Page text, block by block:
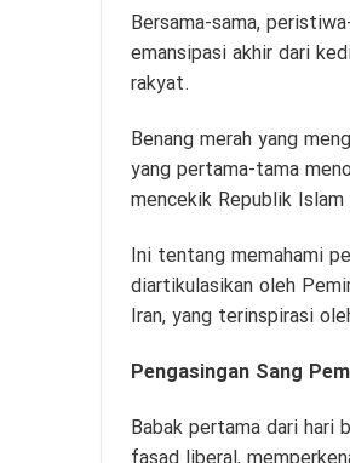
Bersama-sama,
emansipasi akhir dari
rakyat.
Benang merah yang
yang pertama-tama
mencekik Republik
Ini tentang memahami
diartikulasikan oleh
Iran, yang terinspirasi
Pengasingan Sang
Babak pertama dari hari